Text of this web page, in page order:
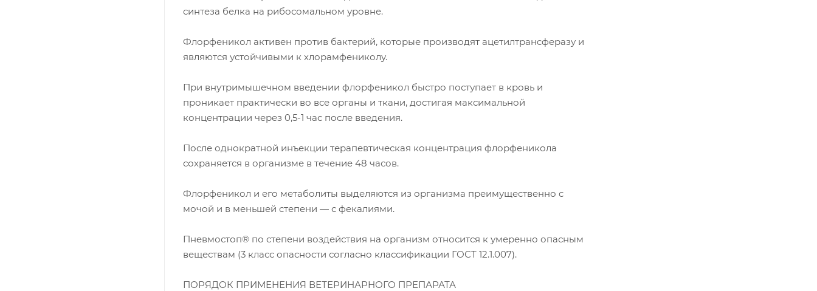
синтеза белка на рибосомальном уровне.
Флорфеникол активен против бактерий, которые производят ацетилтрансферазу и
являются устойчивыми к хлорамфениколу.
При внутримышечном введении флорфеникол быстро поступает в кровь и
проникает практически во все органы и ткани, достигая максимальной
концентрации через 0,5-1 час после введения.
После однократной инъекции терапевтическая концентрация флорфеникола
сохраняется в организме в течение 48 часов.
Флорфеникол и его метаболиты выделяются из организма преимущественно с
мочой и в меньшей степени — с фекалиями.
Пневмостоп® по степени воздействия на организм относится к умеренно опасным
веществам (3 класс опасности согласно классификации ГОСТ 12.1.007).
ПОРЯДОК ПРИМЕНЕНИЯ ВЕТЕРИНАРНОГО ПРЕПАРАТА